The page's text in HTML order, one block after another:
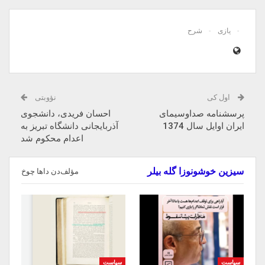
یازی شرح
اول کی
پرسشنامه‌ صداوسیمای
ایران اوایل سال 1374
نؤوبتی
احسان فریدی، دانشجوی
آذربایجانی دانشگاه تبریز به
اعدام محکوم شد
سیزین خوشونوزا گله بیلر مؤلف‌دن داها چوخ
سیاست سیاست